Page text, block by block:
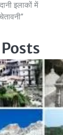
इलाकों में